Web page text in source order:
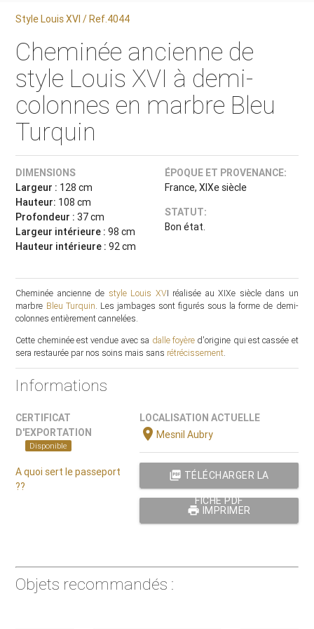
Style Louis XVI / Ref.4044
Cheminée ancienne de
style Louis XVI à demi-
colonnes en marbre Bleu
Turquin
DIMENSIONS
Largeur : 128 cm
Hauteur: 108 cm
Profondeur : 37 cm
Largeur intérieure :98 cm
Hauteur intérieure :92 cm
ÉPOQUE ET PROVENANCE:
France, XIXe siècle
STATUT:
Bon état.
Cheminée ancienne de style Louis XVI réalisée au XIXe siècle dans un
marbre Bleu Turquin. Les jambages sont figurés sous la forme de demi-
colonnes entièrement cannelées.
Cette cheminée est vendue avec sa dalle foyèred'origine qui est cassée et
sera restaurée par nos soins mais sans rétrécissement
Informations
CERTIFICAT
D'EXPORTATION
Disponible
A quoi sert le passeport
??
LOCALISATION ACTUELLE
location_onMesnil Aubry
picture_as_pdf TÉLÉCHARGER LA
FICHE PDF
print IMPRIMER
Objets recommandés :